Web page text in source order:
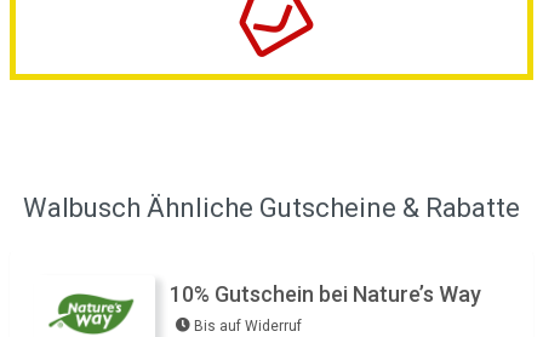
Walbusch Ähnliche Gutscheine & Rabatte
10% Gutschein bei Nature’s Way
Bis auf Widerruf